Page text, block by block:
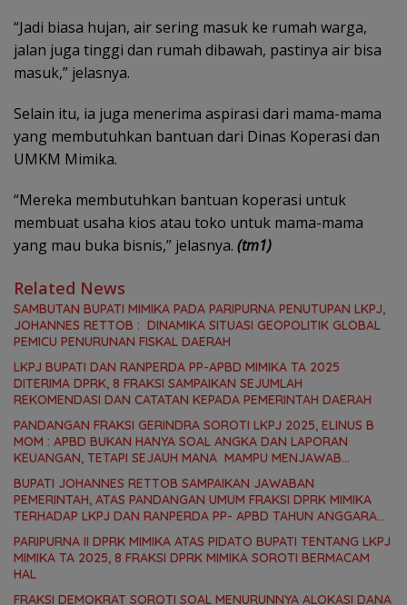
“Jadi biasa hujan, air sering masuk ke rumah warga,
jalan juga tinggi dan rumah dibawah, pastinya air bisa
masuk,” jelasnya.
Selain itu, ia juga menerima aspirasi dari mama-mama
yang membutuhkan bantuan dari Dinas Koperasi dan
UMKM Mimika.
“Mereka membutuhkan bantuan koperasi untuk
membuat usaha kios atau toko untuk mama-mama
yang mau buka bisnis,” jelasnya. (tm1)
Related News
SAMBUTAN BUPATI MIMIKA PADA PARIPURNA PENUTUPAN LKPJ,
JOHANNES RETTOB : DINAMIKA SITUASI GEOPOLITIK GLOBAL
PEMICU PENURUNAN FISKAL DAERAH
LKPJ BUPATI DAN RANPERDA PP-APBD MIMIKA TA 2025
DITERIMA DPRK, 8 FRAKSI SAMPAIKAN SEJUMLAH
REKOMENDASI DAN CATATAN KEPADA PEMERINTAH DAERAH
PANDANGAN FRAKSI GERINDRA SOROTI LKPJ 2025, ELINUS B
MOM : APBD BUKAN HANYA SOAL ANGKA DAN LAPORAN
KEUANGAN, TETAPI SEJAUH MANA MAMPU MENJAWAB
BUPATI JOHANNES RETTOB SAMPAIKAN JAWABAN
PEMERINTAH, ATAS PANDANGAN UMUM FRAKSI DPRK MIMIKA
TERHADAP LKPJ DAN RANPERDA PP- APBD TAHUN ANGGARAN
PARIPURNA II DPRK MIMIKA ATAS PIDATO BUPATI TENTANG LKPJ
MIMIKA TA 2025, 8 FRAKSI DPRK MIMIKA SOROTI BERMACAM
HAL
FRAKSI DEMOKRAT SOROTI SOAL MENURUNNYA ALOKASI DANA